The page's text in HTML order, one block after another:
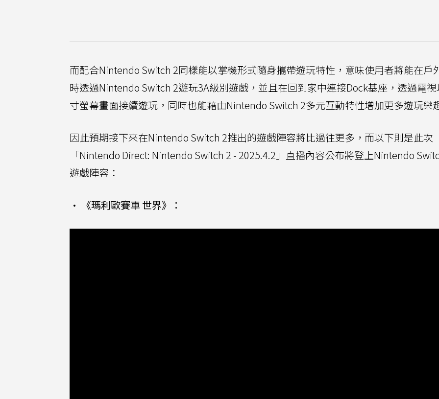
而配合Nintendo Switch 2同樣能以掌機形式隨身攜帶遊玩特性，意味使用者將能在戶
時透過Nintendo Switch 2遊玩3A級別遊戲，並且在回到家中連接Dock基座，透過電視
寸螢幕畫面接續遊玩，同時也能藉由Nintendo Switch 2多元互動特性增加更多遊玩樂
因此預期接下來在Nintendo Switch 2推出的遊戲陣容將比過往更多，而以下則是此次
「Nintendo Direct: Nintendo Switch 2 - 2025.4.2」直播內容公布將登上Nintendo
遊戲陣容：
• 《瑪利歐賽車 世界》：